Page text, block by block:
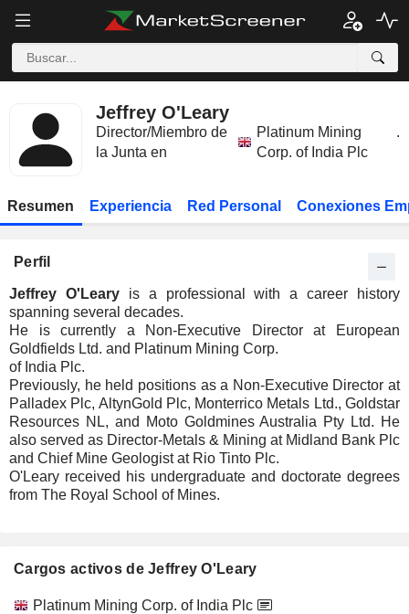
Jeffrey O'Leary
Director/Miembro de
la Junta en
Platinum Mining
Corp. of India Plc
.
Resumen Experiencia Red Personal Conexiones
Perfil
Jeffrey O'Learyis a professional with a career history
spanning several decades.
He is currently a Non-Executive Director at European
Goldfields Ltd. and Platinum Mining Corp.
of India Plc.
Previously, he held positions as a Non-Executive Director at
Palladex Plc, AltynGold Plc, Monterrico Metals Ltd., Goldstar
Resources NL, and Moto Goldmines Australia Pty Ltd. He
also served as Director-Metals & Mining at Midland Bank Plc
and Chief Mine Geologist at Rio Tinto Plc.
O'Leary received his undergraduate and doctorate degrees
from The Royal School of Mines.
Cargos activos de Jeffrey O'Leary
Empresas Cargo Inicio
Platinum Mining Corp. of India Plc